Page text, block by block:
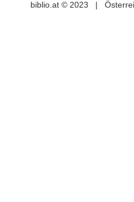
biblio.at © 2023 |